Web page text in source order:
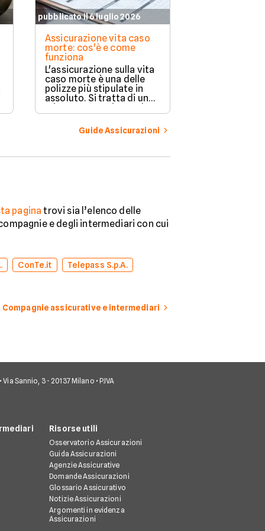
pubblicato il 6 luglio 2026
Assicurazione vita caso
morte: cos'è e come
funziona
L'assicurazione sulla vita
caso morte è una delle
polizze più stipulate in
assoluto. Si tratta di una
misura preventiva molto
rilevante quando si ha a
che fare con eventi
imponderabili. Scopriamo
funziona un contratto di
Guide Assicurazioni
pagina trovi sia l’elenco delle
e degli intermediari con cui
ConTe.it
Telepass S.p.A.
Compagnie assicurative e intermediari
• Via Sannio, 3 - 20137 Milano • P.IVA
Risorse utili
Osservatorio Assicurazioni
Guida Assicurazioni
Agenzie Assicurative
Domande Assicurazioni
Glossario Assicurativo
Notizie Assicurazioni
Argomenti in evidenza
Assicurazioni